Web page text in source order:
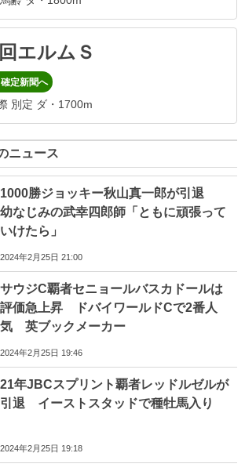
エルムＳ
確定新聞へ
別定 ダ・1700m
ニュース
1000勝ジョッキー秋山真一郎が引退
幼なじみの武幸四郎師「ともに頑張って
いけたら」
2024年2月25日 21:00
サウジC覇者セニョールバスカドールは
評価急上昇 ドバイワールドCで2番人
気 英ブックメーカー
2024年2月25日 19:46
21年JBCスプリント覇者レッドルゼルが
引退 イーストスタッドで種牡馬入り
2024年2月25日 19:18